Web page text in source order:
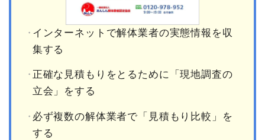
インターネットで解体業者の実態情報を収
集する
正確な見積もりをとるために「現地調査の
立会」をする
必ず複数の解体業者で「見積もり比較」を
する